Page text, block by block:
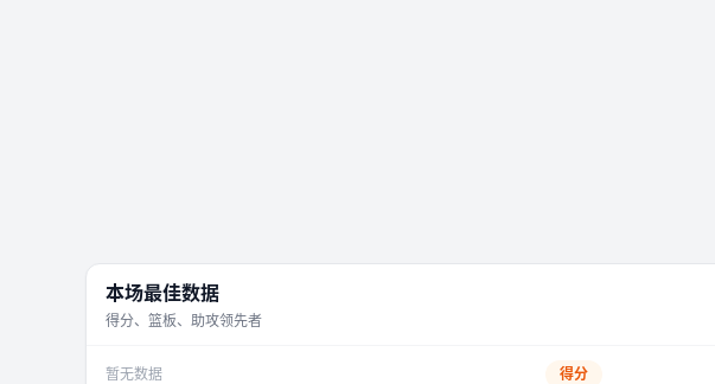
本场最佳数据
得分、篮板、助攻领先者
暂无数据 得分